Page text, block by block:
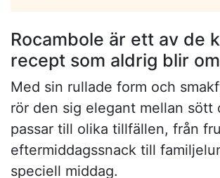
Rocambole är ett av de
recept som aldrig blir
Med sin rullade form och
rör den sig elegant mellan sött
passar till olika tillfällen, från
eftermiddagssnack till
speciell middag.